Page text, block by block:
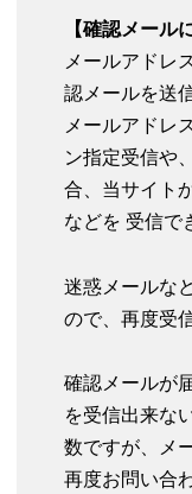
【確認メール
メールアドレ
認メールを送
メールアドレ
ン指定受信や
合、当サイト
などを 受信で
迷惑メールな
ので、再度受
確認メールが
を受信出来な
数ですが、メ
再度お問い合